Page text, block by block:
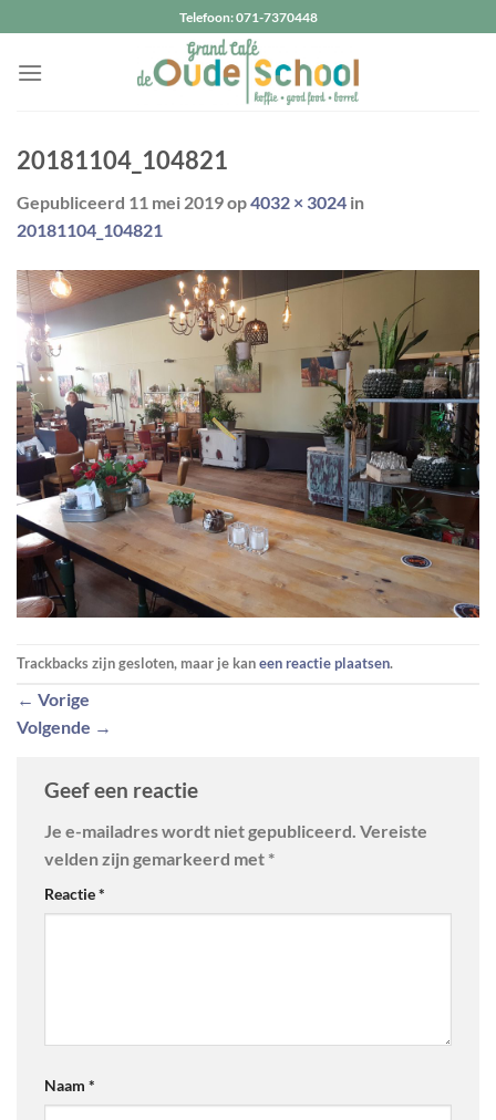
naar
inhoud
Telefoon: 071-7370448
20181104_104821
Gepubliceerd 11 mei 2019op4032 × 3024 in
20181104_104821
Trackbacks zijn gesloten, maar je kaneen reactie plaatsen.
← Vorige
Volgende →
Geef een reactie
Je e-mailadres wordt niet gepubliceerd. Vereiste
velden zijn gemarkeerd met *
Reactie*
Naam *